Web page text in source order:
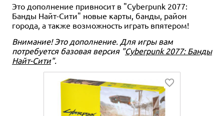
Это дополнение привносит в "Cyberpunk 2077:
Банды Найт-Сити" новые карты, банды, район
города, а также возможность играть впятером!
Внимание! Это дополнение. Для игры вам
потребуется базовая версия "Cyberpunk 2077: Банды
Найт-Сити".